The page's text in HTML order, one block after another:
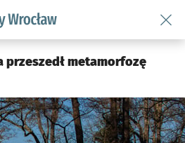
podserwis: Środowisko we
przeszedł metamorfozę